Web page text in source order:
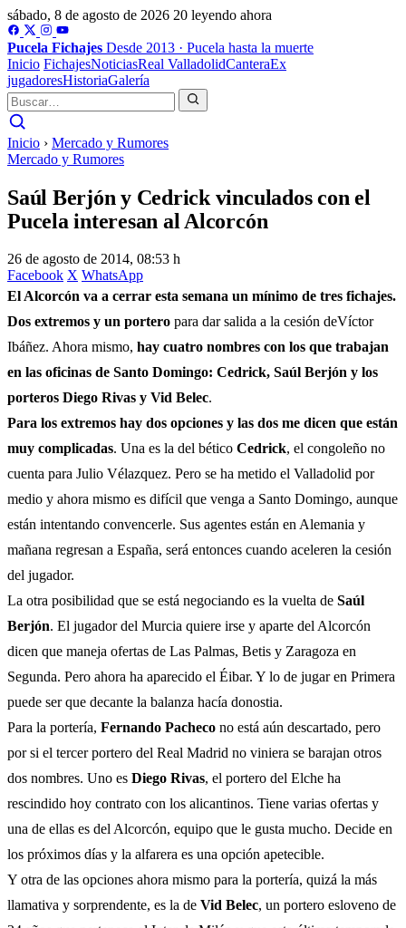
sábado, 8 de agosto de 2026 20 leyendo ahora
Pucela Fichajes Desde 2013 · Pucela hasta la muerte
Inicio FichajesNoticiasReal ValladolidCanteraEx
jugadoresHistoriaGalería
Inicio › Mercado y Rumores
Mercado y Rumores
Saúl Berjón y Cedrick vinculados con el
Pucela interesan al Alcorcón
26 de agosto de 2014, 08:53 h
Facebook X WhatsApp
El Alcorcón va a cerrar esta semana un mínimo de tres fichajes.
Dos extremos y un portero para dar salida a la cesión deVíctor
Ibáñez. Ahora mismo, hay cuatro nombres con los que trabajan
en las oficinas de Santo Domingo: Cedrick, Saúl Berjón y los
porteros Diego Rivas y Vid Belec.
Para los extremos hay dos opciones y las dos me dicen que están
muy complicadas. Una es la del bético Cedrick, el congoleño no
cuenta para Julio Vélazquez. Pero se ha metido el Valladolid por
medio y ahora mismo es difícil que venga a Santo Domingo, aunque
están intentando convencerle. Sus agentes están en Alemania y
mañana regresan a España, será entonces cuando aceleren la cesión
del jugador.
La otra posibilidad que se está negociando es la vuelta de Saúl
Berjón. El jugador del Murcia quiere irse y aparte del Alcorcón
dicen que maneja ofertas de Las Palmas, Betis y Zaragoza en
Segunda. Pero ahora ha aparecido el Éibar. Y lo de jugar en Primera
puede ser que decante la balanza hacía donostia.
Para la portería, Fernando Pacheco no está aún descartado, pero
por si el tercer portero del Real Madrid no viniera se barajan otros
dos nombres. Uno es Diego Rivas, el portero del Elche ha
rescindido hoy contrato con los alicantinos. Tiene varias ofertas y
una de ellas es del Alcorcón, equipo que le gusta mucho. Decide en
los próximos días y la alfarera es una opción apetecible.
Y otra de las opciones ahora mismo para la portería, quizá la más
llamativa y sorprendente, es la de Vid Belec, un portero esloveno de